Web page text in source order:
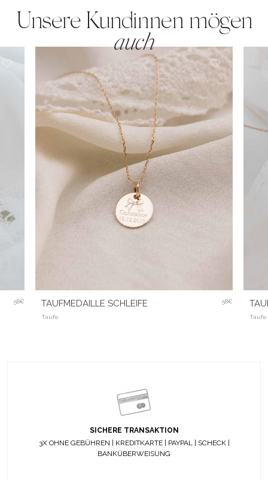
Unsere Kundinnen mögen
auch
58€ TAUFMEDAILLE SCHLEIFE
Taufe
58€
Taufe
SICHERE TRANSAKTION
3X OHNE GEBÜHREN | KREDITKARTE | PAYPAL | SCHECK |
BANKÜBERWEISUNG